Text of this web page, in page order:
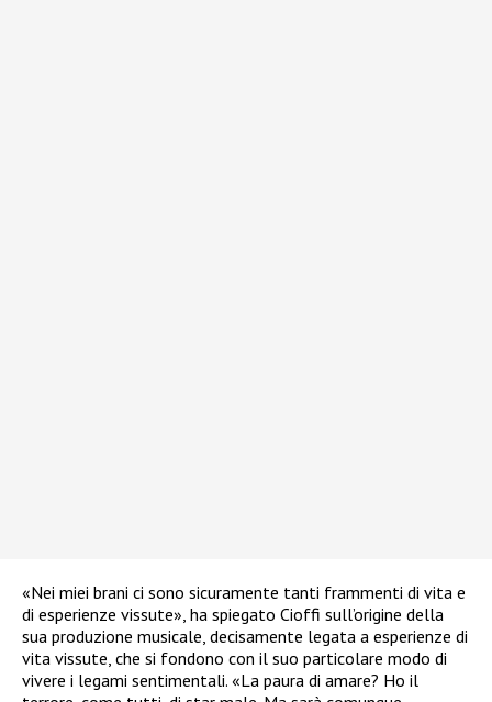
«Nei miei brani ci sono sicuramente tanti frammenti di vita e
di esperienze vissute», ha spiegato Cioffi sull’origine della
sua produzione musicale, decisamente legata a esperienze di
vita vissute, che si fondono con il suo particolare modo di
vivere i legami sentimentali. «La paura di amare? Ho il